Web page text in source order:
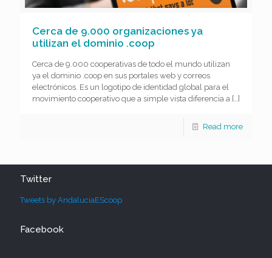
Cerca de 9.000 organizaciones ya
utilizan el dominio .coop
Cerca de 9.000 cooperativas de todo el mundo utilizan
ya el dominio .coop en sus portales web y correos
electrónicos. Es un logotipo de identidad global para el
movimiento cooperativo que a simple vista diferencia a […]
Read more
Twitter
Tweets by AndaluciaEScoop
Facebook